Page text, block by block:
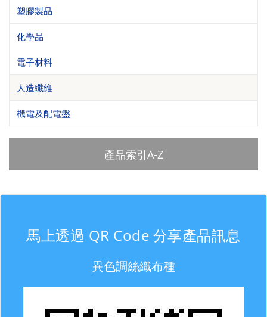
塑膠製品
化學品
電子材料
人造纖維
機電及配電盤
產品索引A-Z
馬上透過 QR Code 分享產品訊息
異色調絲織布種